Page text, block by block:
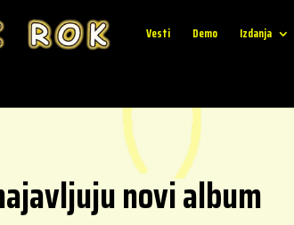
Vesti Demo Izdanja
novi album